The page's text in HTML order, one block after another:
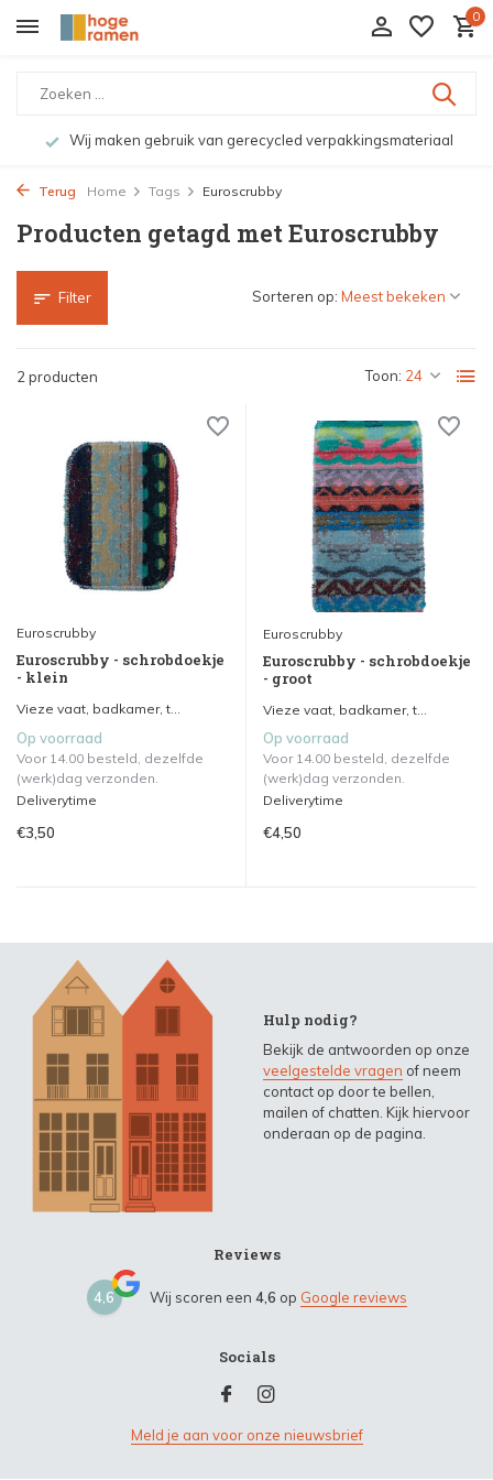
0
Wij maken gebruik van gerecycled verpakkingsmateriaal
Terug Home Tags Euroscrubby
Producten getagd met Euroscrubby
Filter
2 producten Toon:
Sorteren op:
Euroscrubby
Euroscrubby - schrobdoekje
- klein
Vieze vaat, badkamer, t...
Op voorraad
Voor 14.00 besteld, dezelfde
(werk)dag verzonden.
Deliverytime
€3,50
Euroscrubby
Euroscrubby - schrobdoekje
- groot
Vieze vaat, badkamer, t...
Op voorraad
Voor 14.00 besteld, dezelfde
(werk)dag verzonden.
Deliverytime
€4,50
Hulp nodig?
Bekijk de antwoorden op onze
veelgestelde vragen of neem
contact op door te bellen,
mailen of chatten. Kijk hiervoor
onderaan op de pagina.
Reviews
4,6 Wij scoren een 4,6 op Google reviews
Socials
Meld je aan voor onze nieuwsbrief